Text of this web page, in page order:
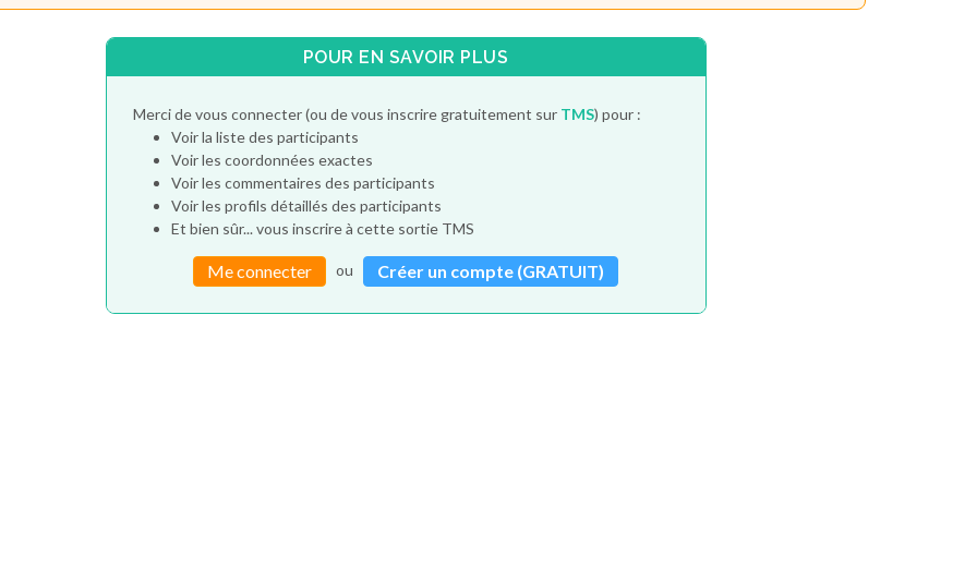
POUR EN SAVOIR PLUS
Merci de vous connecter (ou de vous inscrire gratuitement sur TMS) pour :
Voir la liste des participants
Voir les coordonnées exactes
Voir les commentaires des participants
Voir les profils détaillés des participants
Et bien sûr... vous inscrire à cette sortie TMS
Me connecter ou Créer un compte (GRATUIT)